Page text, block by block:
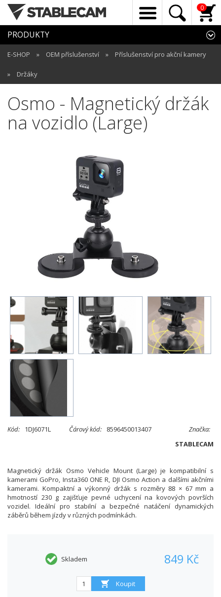
0
PRODUKTY
E-SHOP » OEM příslušenství » Příslušenství pro akční kamery
» Držáky
Osmo - Magnetický držák
na vozidlo (Large)
Kód: 1DJ6071L Čárový kód: 8596450013407
Značka:
STABLECAM
Magnetický držák Osmo Vehicle Mount (Large) je kompatibilní s
kamerami GoPro, Insta360 ONE R, DJI Osmo Action a dalšími akčními
kamerami. Kompaktní a výkonný držák s rozměry 88 × 67 mm a
hmotností 230 g zajišťuje pevné uchycení na kovových površích
vozidel. Ideální pro stabilní a bezpečné natáčení dynamických
záběrů během jízdy v různých podmínkách.
Skladem 849 Kč